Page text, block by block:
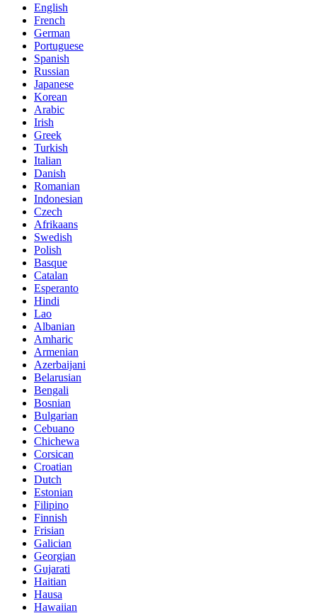
English
French
German
Portuguese
Spanish
Russian
Japanese
Korean
Arabic
Irish
Greek
Turkish
Italian
Danish
Romanian
Indonesian
Czech
Afrikaans
Swedish
Polish
Basque
Catalan
Esperanto
Hindi
Lao
Albanian
Amharic
Armenian
Azerbaijani
Belarusian
Bengali
Bosnian
Bulgarian
Cebuano
Chichewa
Corsican
Croatian
Dutch
Estonian
Filipino
Finnish
Frisian
Galician
Georgian
Gujarati
Haitian
Hausa
Hawaiian